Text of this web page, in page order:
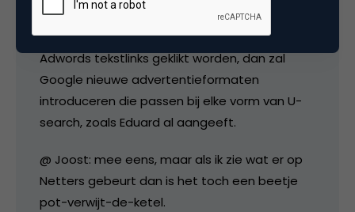
productzoekers, want in de laatste zit het
geld voor Google. En mocht er minder op
Adwords tekstlinks geklikt worden, dan zal
Google nieuwe advertentieformaten
introduceren die passen bij elke vorm van U-
search, zoals Eduard al aangeeft.
@ Joost: mee eens, maar als ik zie wat er op
Netters gebeurt dan is het toch een beetje
pot-verwijt-de-ketel.